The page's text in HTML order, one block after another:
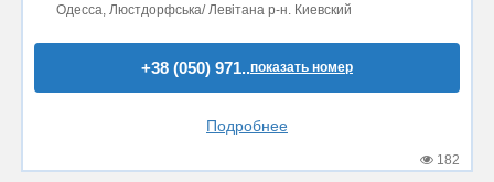
Одесса, Люстдорфська/ Левітана р-н. Киевский
+38 (050) 971..показать номер
Подробнее
182